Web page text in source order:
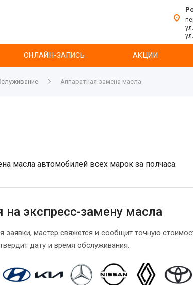
ОНЛАЙН-ЗАПИСЬ АКЦИИ
Аппаратная замена масла
масла автомобилей всех марок за полчаса.
на экспресс-замену масла
заявки, мастер свяжется и сообщит точную
дату и время обслуживания.